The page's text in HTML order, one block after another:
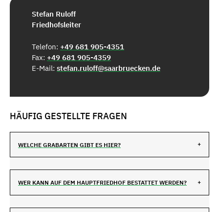
Stefan Ruloff
Friedhofsleiter
Telefon: +49 681 905-4351
Fax: +49 681 905-4359
E-Mail: stefan.ruloff@saarbruecken.de
HÄUFIG GESTELLTE FRAGEN
WELCHE GRABARTEN GIBT ES HIER?
WER KANN AUF DEM HAUPTFRIEDHOF BESTATTET WERDEN?